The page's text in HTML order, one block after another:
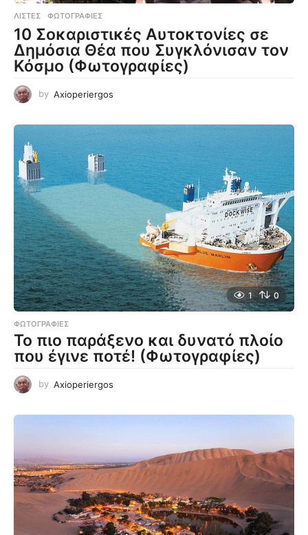
ΛΊΣΤΕΣ ,ΦΩΤΟΓΡΑΦΊΕΣ
10 Σοκαριστικές Αυτοκτονίες σε
Δημόσια Θέα που Συγκλόνισαν τον
Κόσμο (Φωτογραφίες)
by Axioperiergos
1 0
ΦΩΤΟΓΡΑΦΊΕΣ
Το πιο παράξενο και δυνατό πλοίο
που έγινε ποτέ! (Φωτογραφίες)
by Axioperiergos